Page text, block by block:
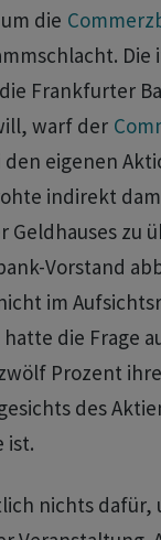
die
Die
‌Frankfurter
warf der
eigenen
indirekt
Geldhauses zu
Vorstand
im
die Frage
Prozent
des
ist.
nichts dafür,